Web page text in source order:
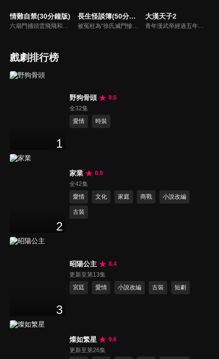
情難自禁(30分鐘版) 長生怪談簿(50分鐘版)
被冤枉為“徐氏滅門慘案”兇手的主人公在多年後深陷倖存者的複仇圈套，成功說服其共同對抗真兇，並找出真相的故事。整個故事發生在一個荒山客棧，眾人鬥智斗勇，一步步揭開每個人的秘密，還原案件本來面目。
大漢天子2
戲劇排行榜
1
野狗骨頭
8.6
全32集
愛情
時裝
2
家業
8.9
全42集
愛情
文化 家庭 商戰 小說改編
古裝
3
昭陽公主
8.4
更新至第13集
宮廷
愛情 小說改編 古裝 短劇
燦如繁星
9.6
更新至第26集